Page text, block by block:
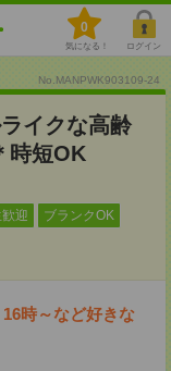
0
気になる！ ログイン
No.MANPWK903109-24
イクな高齢
時短OK
迎 ブランクOK
時～など好きな